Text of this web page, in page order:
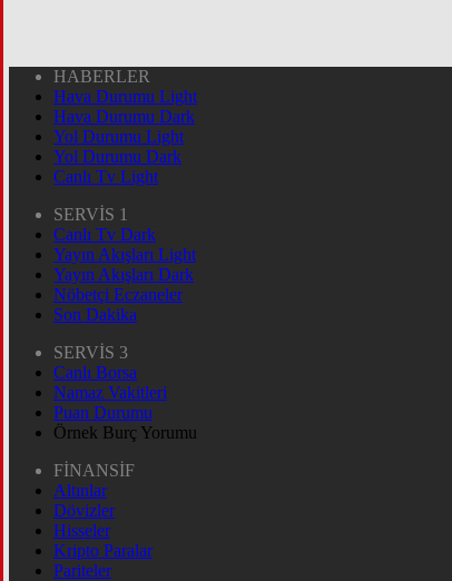
HABERLER
Hava Durumu Light
Hava Durumu Dark
Yol Durumu Light
Yol Durumu Dark
Canlı Tv Light
SERVİS 1
Canlı Tv Dark
Yayın Akışları Light
Yayın Akışları Dark
Nöbetçi Eczaneler
Son Dakika
SERVİS 3
Canlı Borsa
Namaz Vakitleri
Puan Durumu
Örnek Burç Yorumu
FİNANSİF
Altınlar
Dövizler
Hisseler
Kripto Paralar
Pariteler